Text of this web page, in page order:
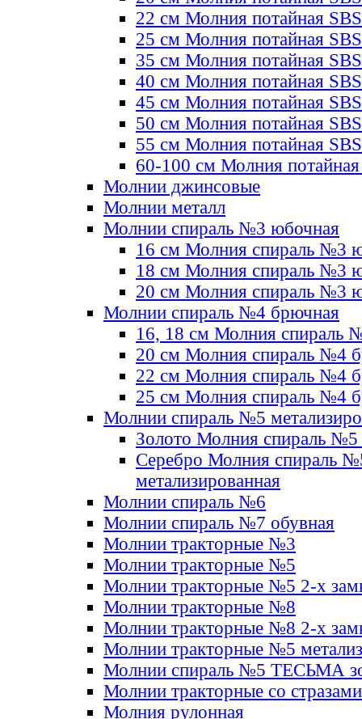
22 см Молния потайная SBS
25 см Молния потайная SBS
35 см Молния потайная SBS
40 см Молния потайная SBS
45 см Молния потайная SBS
50 см Молния потайная SBS
55 см Молния потайная SBS
60-100 см Молния
Молнии джинсовые
Молнии металл
Молнии спираль №3 юбочная
16 см Молния спираль №3
18 см Молния спираль №3
20 см Молния спираль №3
Молнии спираль №4 брючная
16, 18 см Молния спираль
20 см Молния спираль №4
22 см Молния спираль №4
25 см Молния спираль №4
Молнии спираль №5
Золото Молния спираль №5
Серебро Молния спираль
метализированная
Молнии спираль №6
Молнии спираль №7 обувная
Молнии тракторные №3
Молнии тракторные №5
Молнии тракторные №5 2-х
Молнии тракторные №8
Молнии тракторные №8 2-х
Молнии тракторные №5
Молнии спираль №5 ТЕСЬМА
Молнии тракторные со стразами
Молния рулонная